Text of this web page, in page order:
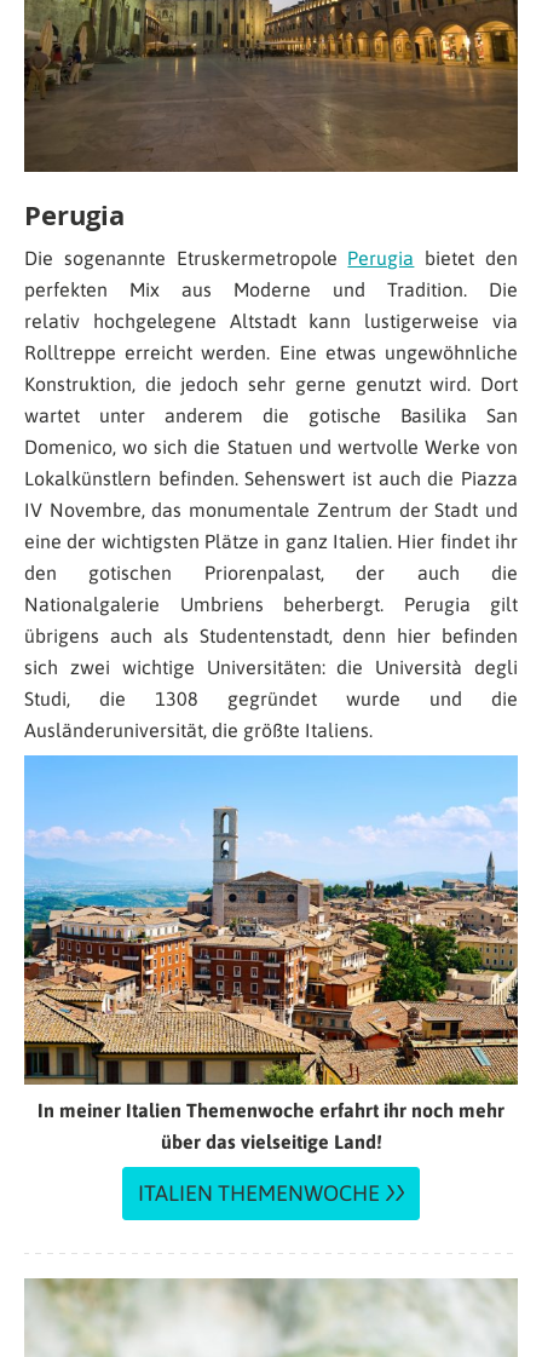
Perugia
Die sogenannte Etruskermetropole Perugia bietet den
perfekten Mix aus Moderne und Tradition. Die
relativ hochgelegene Altstadt kann lustigerweise via
Rolltreppe erreicht werden. Eine etwas ungewöhnliche
Konstruktion, die jedoch sehr gerne genutzt wird. Dort
wartet unter anderem die gotische Basilika San
Domenico, wo sich die Statuen und wertvolle Werke von
Lokalkünstlern befinden. Sehenswert ist auch die Piazza
IV Novembre, das monumentale Zentrum der Stadt und
eine der wichtigsten Plätze in ganz Italien. Hier findet ihr
den gotischen Priorenpalast, der auch die
Nationalgalerie Umbriens beherbergt. Perugia gilt
übrigens auch als Studentenstadt, denn hier befinden
sich zwei wichtige Universitäten: die Università degli
Studi, die 1308 gegründet wurde und die
Ausländeruniversität, die größte Italiens.
In meiner Italien Themenwoche erfahrt ihr noch mehr
über das vielseitige Land!
ITALIEN THEMENWOCHE